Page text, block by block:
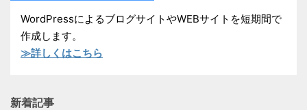
WordPressによるブログサイトやWEBサイトを短期間で
作成します。
≫詳しくはこちら
新着記事